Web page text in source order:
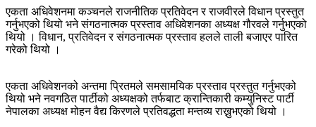
एकता अधिवेशनमा कञ्चनले राजनीतिक प्रतिवेदन र राजवीरले विधान प्रस्तुत
गर्नुभएको थियो भने संगठनात्मक प्रस्ताव अधिवेशनका अध्यक्ष गौरवले गर्नुभएको
थियो । विधान, प्रतिवेदन र संगठनात्मक प्रस्ताव हलले ताली बजाएर पारित
गरेको थियो ।
एकता अधिवेशनको अन्तमा प्रितमले समसामयिक प्रस्ताव प्रस्तुत गर्नुभएको
थियो भने नवगठित पार्टीको अध्यक्षको तर्फबाट क्रान्तिकारी कम्युनिस्ट पार्टी
नेपालका अध्यक्ष मोहन वैद्य किरणले प्रतिवद्धता मन्तव्य राख्नुभएको थियो ।